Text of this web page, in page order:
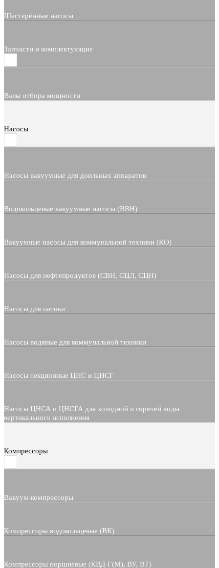
Шестерённые насосы
Запчасти и комплектующие
Валы отбора мощности
Насосы
Насосы вакуумные для доильных аппаратов
Водокольцевые вакуумные насосы (ВВН)
Вакуумные насосы для коммунальной техники (КО)
Насосы для нефтепродуктов (СВН, СЦЛ, СЦН)
Насосы для патоки
Насосы водяные для коммунальной техники
Насосы секционные ЦНС и ЦНСГ
Насосы ЦНСА и ЦНСГА для холодной и горячей воды
вертикального исполнения
Компрессоры
Вакуум-компрессоры
Компрессоры водокольцевые (ВК)
Компрессоры поршневые (КВД-Г(М), ВУ, ВТ)